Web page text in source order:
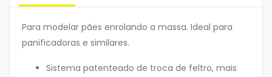
Para modelar pães enrolando a massa. Ideal para
panificadoras e similares.
Sistema patenteado de troca de feltro, mais